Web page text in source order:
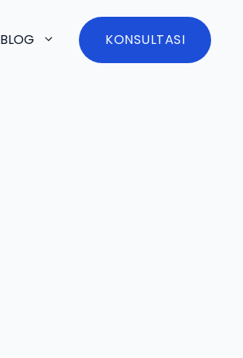
BLOG KONSULTASI